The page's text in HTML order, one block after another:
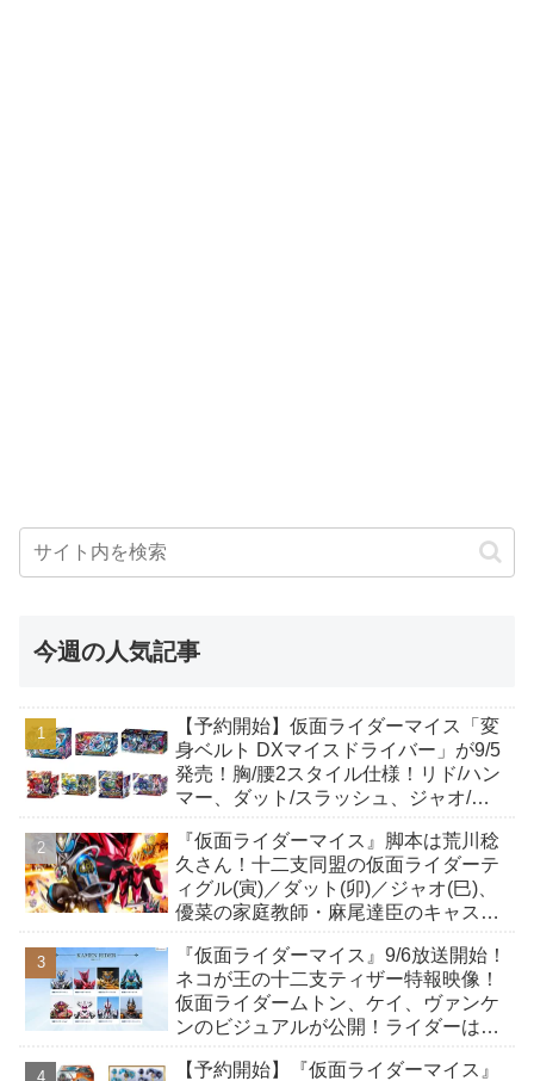
今週の人気記事
【予約開始】仮面ライダーマイス「変
身ベルト DXマイスドライバー」が9/5
発売！胸/腰2スタイル仕様！リド/ハン
マー、ダット/スラッシュ、ジャオ/バ
も！
『仮面ライダーマイス』脚本は荒川稔
久さん！十二支同盟の仮面ライダーテ
ィグル(寅)／ダット(卯)／ジャオ(巳)、
優菜の家庭教師・麻尾達臣のキャスト
んも変身！
『仮面ライダーマイス』9/6放送開始！
ネコが王の十二支ティザー特報映像！
仮面ライダームトン、ケイ、ヴァンケ
ンのビジュアルが公開！ライダーは子
【予約開始】『仮面ライダーマイス』